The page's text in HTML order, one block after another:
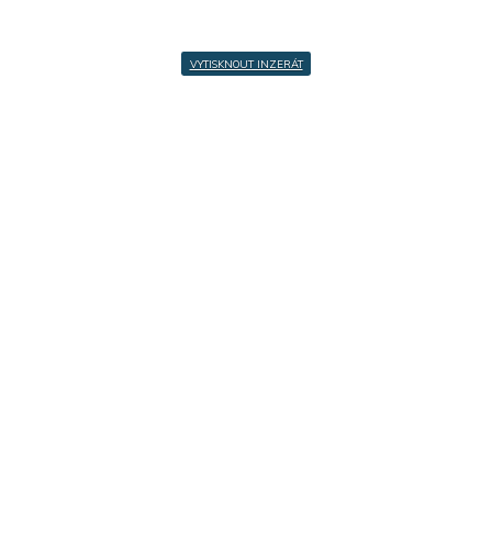
VYTISKNOUT INZERÁT